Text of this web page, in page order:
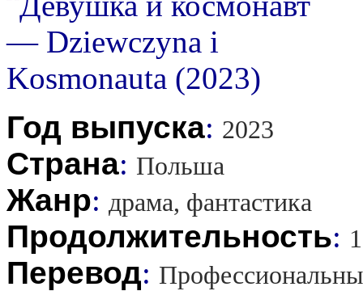
Год выпуска: 2023
Страна: Польша
Жанр: драма, фантастика
Продолжительность:
Перевод: